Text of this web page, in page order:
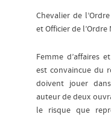
Chevalier de
et Officier de
Femme d’affaires
est convaincue du
doivent jouer
auteur de deux
le risque que